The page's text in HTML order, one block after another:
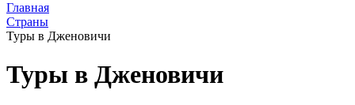
Главная
Страны
Туры в Дженовичи
Туры в Дженовичи